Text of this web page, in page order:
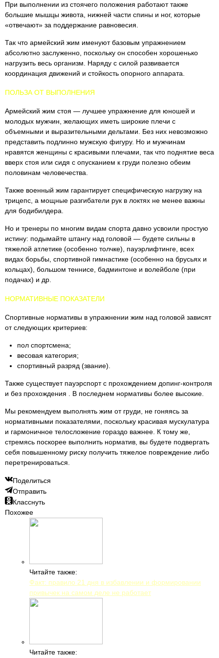
При выполнении из стоячего положения работают также
большие мышцы живота, нижней части спины и ног, которые
«отвечают» за поддержание равновесия.
Так что армейский жим именуют базовым упражнением
абсолютно заслуженно, поскольку он способен хорошенько
нагрузить весь организм. Наряду с силой развивается
координация движений и стойкость опорного аппарата.
ПОЛЬЗА ОТ ВЫПОЛНЕНИЯ
Армейский жим стоя — лучшее упражнение для юношей и
молодых мужчин, желающих иметь широкие плечи с
объемными и выразительными дельтами. Без них невозможно
представить подлинно мужскую фигуру. Но и мужчинам
нравятся женщины с красивыми плечами, так что поднятие веса
вверх стоя или сидя с опусканием к груди полезно обеим
половинам человечества.
Также военный жим гарантирует специфическую нагрузку на
трицепс, а мощные разгибатели рук в локтях не менее важны
для бодибилдера.
Но и тренеры по многим видам спорта давно усвоили простую
истину: подымайте штангу над головой — будете сильны в
тяжелой атлетике (особенно толчке), пауэрлифтинге, всех
видах борьбы, спортивной гимнастике (особенно на брусьях и
кольцах), большом теннисе, бадминтоне и волейболе (при
подачах) и др.
НОРМАТИВНЫЕ ПОКАЗАТЕЛИ
Спортивные нормативы в упражнении жим над головой зависят
от следующих критериев:
пол спортсмена;
весовая категория;
спортивный разряд (звание).
Также существует пауэрспорт с прохождением допинг-контроля
и без прохождения . В последнем нормативы более высокие.
Мы рекомендуем выполнять жим от груди, не гоняясь за
нормативными показателями, поскольку красивая мускулатура
и гармоничное телосложение гораздо важнее. К тому же,
стремясь поскорее выполнить норматив, вы будете подвергать
себя повышенному риску получить тяжелое повреждение либо
перетренироваться.
Поделиться
Отправить
Класснуть
Похожее
Читайте также:
Факт: правило 21 дня в избавлении и формировании
привычек на самом деле не работает
Читайте также: